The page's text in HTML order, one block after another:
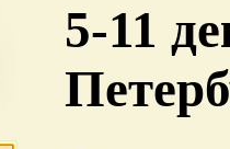
5-11